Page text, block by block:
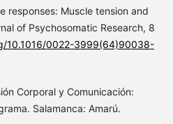
responses: Muscle tension and
of Psychosomatic Research, 8
10.1016/0022-3999(64)90038-
Corporal y Comunicación:
Salamanca: Amarú.